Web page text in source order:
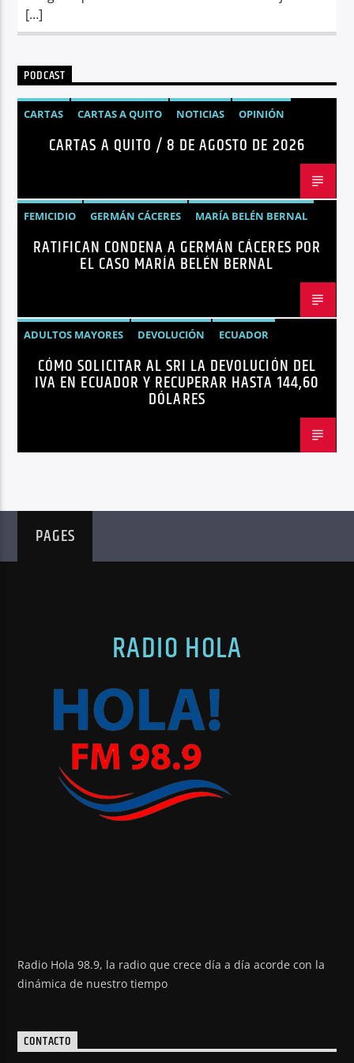
[…]
PODCAST
CARTAS CARTAS A QUITO NOTICIAS OPINIÓN
CARTAS A QUITO / 8 DE AGOSTO DE 2026
FEMICIDIO GERMÁN CÁCERES
MARÍA BELÉN BERNAL
NOTICIAS
SEGURIDAD
RATIFICAN CONDENA A GERMÁN CÁCERES POR
EL CASO MARÍA BELÉN BERNAL
ADULTOS MAYORES DEVOLUCIÓN
ECUADOR
NEGOCIOS
NOTICIAS PERSONAS CON DISCAPACIDAD
CÓMO SOLICITAR AL SRI LA DEVOLUCIÓN DEL
IVA EN ECUADOR Y RECUPERAR HASTA 144,60
DÓLARES
PAGES
RADIO HOLA
Radio Hola 98.9, la radio que crece día a día acorde con la
dinámica de nuestro tiempo
CONTACTO